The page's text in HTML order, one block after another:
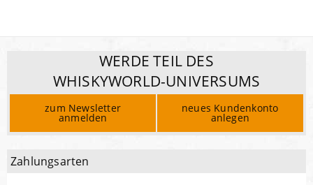
WERDE TEIL DES
WHISKYWORLD-UNIVERSUMS
zum Newsletter
anmelden
neues Kundenkonto
anlegen
Zahlungsarten